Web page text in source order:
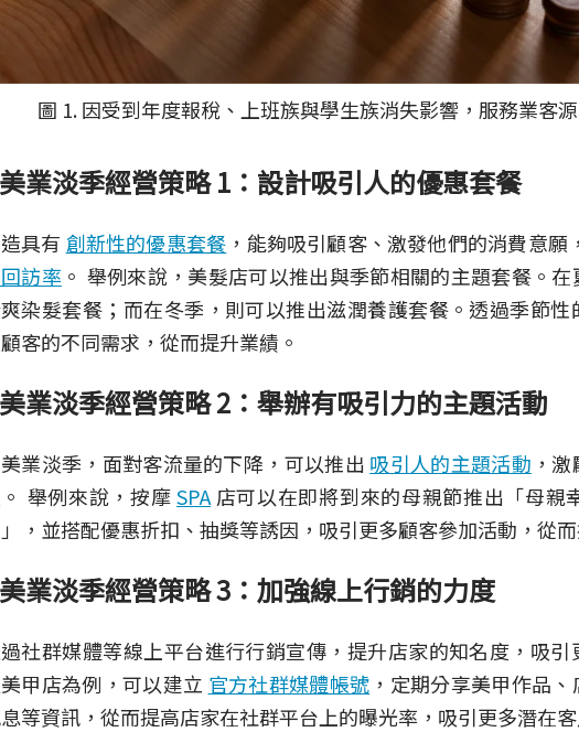
圖 1. 因受到年度報稅、上班族與學生族消失影響，服務業客
業淡季經營策略 1：設計吸引人的優惠套餐
具有 創新性的優惠套餐 ，能夠吸引顧客、激發他們的消費意願
訪率。 舉例來說，美髮店可以推出與季節相關的主題套餐。
染髮套餐；而在冬季，則可以推出滋潤養護套餐。透過季節性
客的不同需求，從而提升業績。
業淡季經營策略 2：舉辦有吸引力的主題活動
業淡季，面對客流量的下降，可以推出 吸引人的主題活動 ，
舉例來說，按摩SPA 店可以在即將到來的母親節推出「母親
，並搭配優惠折扣、抽獎等誘因，吸引更多顧客參加活動，從而
業淡季經營策略 3：加強線上行銷的力度
社群媒體等線上平台進行行銷宣傳，提升店家的知名度，吸引
甲店為例，可以建立 官方社群媒體帳號 ，定期分享美甲作品
等資訊，從而提高店家在社群平台上的曝光率，吸引更多潛在客